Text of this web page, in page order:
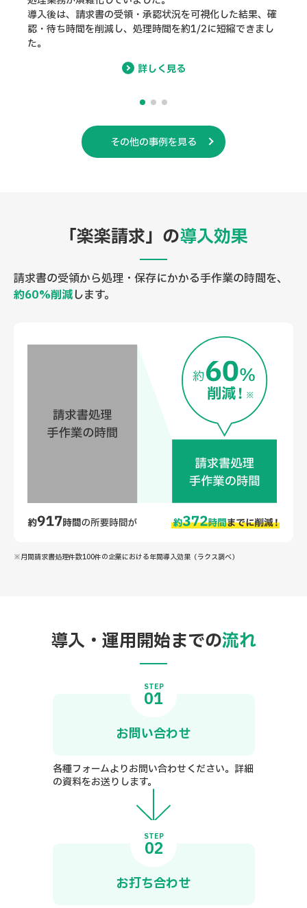
3拠点から届く月150件超の紙請求書を、1人で処理してい
たことで業務が逼迫していました。
導入後は手入力がほぼ不要となり、月あたり約8時間の作
業時間削減を実現しました。
その他の事例を見る
「楽楽請求」の導入効果
請求書の受領から処理・保存にかかる手作業の時間を、
約60%削減します。
※月間請求書処理件数100件の企業における年間導入効果（ラクス調べ）
導入・運用開始までの流れ
STEP
01
お問い合わせ
各種フォームよりお問い合わせください。詳細
の資料をお送りします。
STEP
02
お打ち合わせ